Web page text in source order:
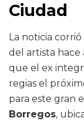
Ciudad
La noticia
del artista hace
que el ex
regias el
para este gran
Borregos,